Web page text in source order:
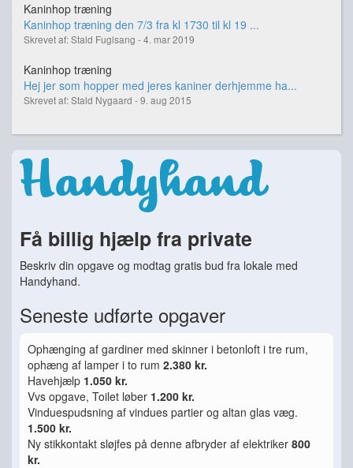
Kaninhop træning
Kaninhop træning den 7/3 fra kl 1730 til kl 19 ...
Skrevet af: Stald Fuglsang - 4. mar 2019
Kaninhop træning
Hej jer som hopper med jeres kaniner derhjemme ha...
Skrevet af: Stald Nygaard - 9. aug 2015
Få billig hjælp fra private
Beskriv din opgave og modtag gratis bud fra lokale med
Handyhand.
Seneste udførte opgaver
Ophænging af gardiner med skinner i betonloft i tre rum,
ophæng af lamper i to rum 2.380 kr.
Havehjælp 1.050 kr.
Vvs opgave, Toilet løber 1.200 kr.
Vinduespudsning af vindues partier og altan glas væg.
1.500 kr.
Ny stikkontakt sløjfes på denne afbryder af elektriker 800
kr.